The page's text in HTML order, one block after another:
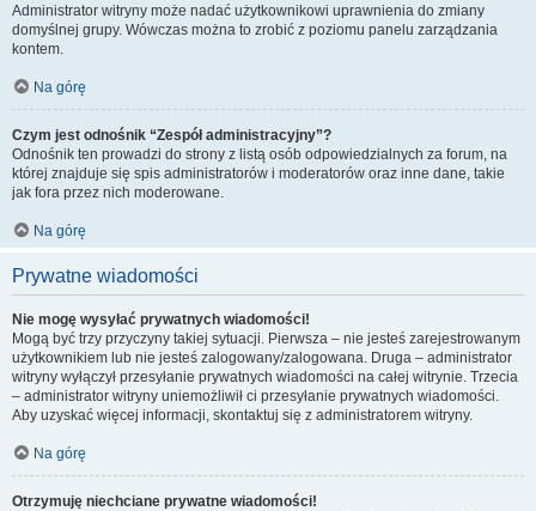
Administrator witryny może nadać użytkownikowi uprawnienia do zmiany
domyślnej grupy. Wówczas można to zrobić z poziomu panelu zarządzania
kontem.
Na górę
Czym jest odnośnik “Zespół administracyjny”?
Odnośnik ten prowadzi do strony z listą osób odpowiedzialnych za forum, na
której znajduje się spis administratorów i moderatorów oraz inne dane, takie
jak fora przez nich moderowane.
Na górę
Prywatne wiadomości
Nie mogę wysyłać prywatnych wiadomości!
Mogą być trzy przyczyny takiej sytuacji. Pierwsza – nie jesteś zarejestrowanym
użytkownikiem lub nie jesteś zalogowany/zalogowana. Druga – administrator
witryny wyłączył przesyłanie prywatnych wiadomości na całej witrynie. Trzecia
– administrator witryny uniemożliwił ci przesyłanie prywatnych wiadomości.
Aby uzyskać więcej informacji, skontaktuj się z administratorem witryny.
Na górę
Otrzymuję niechciane prywatne wiadomości!